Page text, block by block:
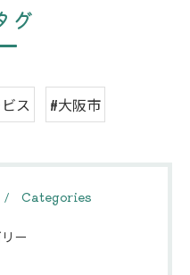
グ
ス #大阪市
Categories
ー